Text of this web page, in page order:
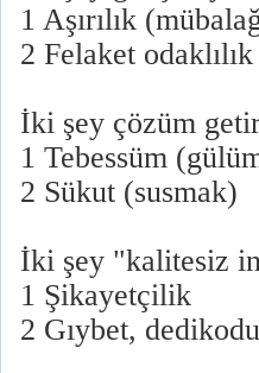
1 Aşırılık
2 Felaket odaklılık
İki şey çözüm
1 Tebessüm
2 Sükut (susmak)
İki şey "kalitesiz
1 Şikayetçilik
2 Gıybet, dedikodu